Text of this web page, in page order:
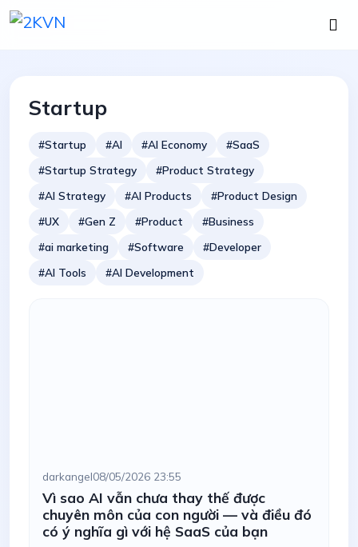
Startup
#Startup #AI #AI Economy
#SaaS
#Startup Strategy
#Product Strategy
#AI Strategy
#AI Products
#Product Design
#UX
#Gen Z #Product
#Business
#ai marketing
#Software
#Developer
#AI Tools
#AI Development
darkangel08/05/2026 23:55
Vì sao AI vẫn chưa thay thế được
chuyên môn của con người — và điều đó
có ý nghĩa gì với hệ SaaS của bạn